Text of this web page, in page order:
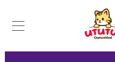
Comunidad Ututui